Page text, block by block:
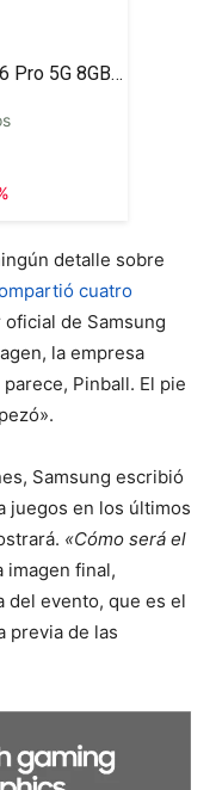
Xiaomi POCO X6 Pro 5G 8GB/256GB 12GB/512GB NFC EU Charger Global Version Teléfono móvil
detalle sobre
cuatro
de Samsung
la empresa
Pinball. El pie
Samsung escribió
juegos en los últimos
«Cómo será el
imagen final,
del evento, que es el
previa de las